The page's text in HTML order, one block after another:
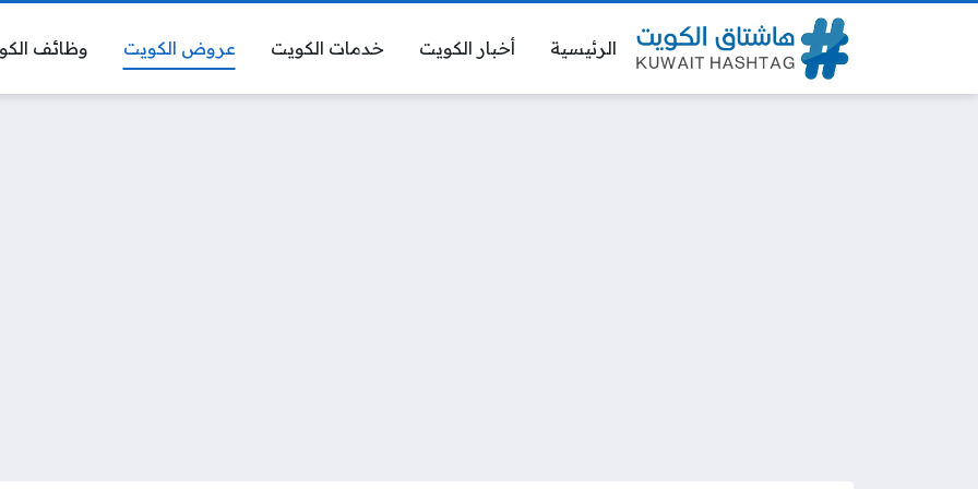
الرئيسية أخبار الكويت خدمات الكويت عروض الكويت وظائف